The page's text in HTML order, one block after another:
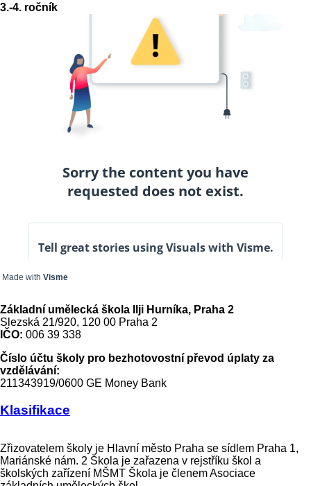
3.-4. ročník
Made with Visme
Základní umělecká škola Ilji Hurníka, Praha 2
Slezská 21/920, 120 00 Praha 2
IČO: 006 39 338
Číslo účtu školy pro bezhotovostní převod úplaty za
vzdělávání:
211343919/0600 GE Money Bank
Klasifikace
Zřizovatelem školy je Hlavní město Praha se sídlem Praha 1,
Mariánské nám. 2 Škola je zařazena v rejstříku škol a
školských zařízení MŠMT Škola je členem Asociace